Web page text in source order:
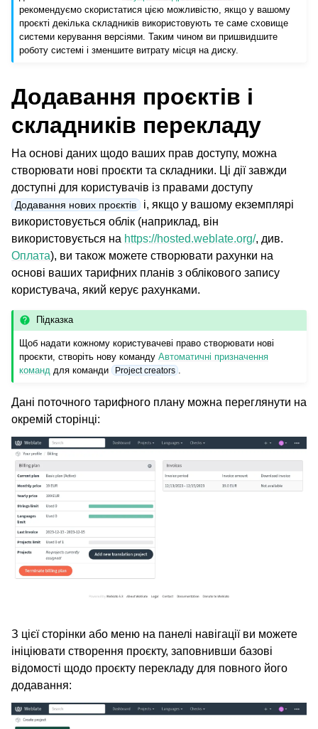
рекомендуємо скористатися цією можливістю, якщо у вашому
проєкті декілька складників використовують те саме сховище
системи керування версіями. Таким чином ви пришвидшите
роботу системі і зменшите витрату місця на диску.
Додавання проєктів і
складників перекладу
На основі даних щодо ваших прав доступу, можна
створювати нові проєкти та складники. Ці дії завжди
доступні для користувачів із правами доступу
Додавання нових проєктів і, якщо у вашому екземплярі
використовується облік (наприклад, він
використовується на https://hosted.weblate.org/, див.
Оплата), ви також можете створювати рахунки на
основі ваших тарифних планів з облікового запису
користувача, який керує рахунками.
Підказка
Щоб надати кожному користувачеві право створювати нові
проєкти, створіть нову командуАвтоматичні призначення
команд для команди Project creators
Дані поточного тарифного плану можна переглянути на
окремій сторінці:
З цієї сторінки або меню на панелі навігації ви можете
ініціювати створення проєкту, заповнивши базові
відомості щодо проєкту перекладу для повного його
додавання: